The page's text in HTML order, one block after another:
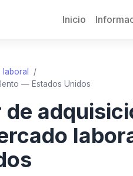
Inicio
/
— Estados Unidos